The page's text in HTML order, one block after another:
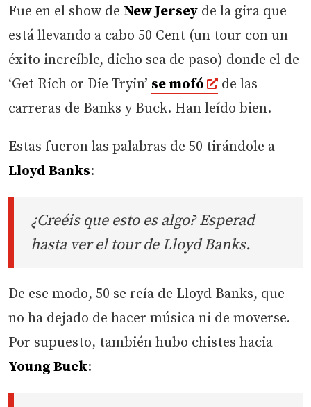
Fue en el show de New Jersey de la gira que
está llevando a cabo 50 Cent (un tour con un
éxito increíble, dicho sea de paso) donde el de
‘Get Rich or Die Tryin’ se mofó
de las
carreras de Banks y Buck. Han leído bien.
Estas fueron las palabras de 50 tirándole a
Lloyd Banks:
¿Creéis que esto es algo? Esperad
hasta ver el tour de Lloyd Banks.
De ese modo, 50 se reía de Lloyd Banks, que
no ha dejado de hacer música ni de moverse.
Por supuesto, también hubo chistes hacia
Young Buck: